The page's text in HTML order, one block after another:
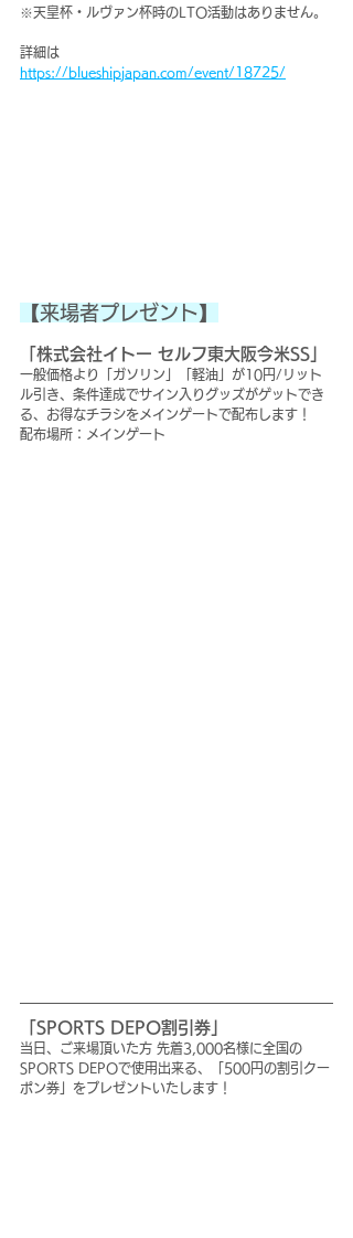
※天皇杯・ルヴァン杯時のLTO活動はありません。
詳細は
https://blueshipjapan.com/event/18725/
【来場者プレゼント】
「株式会社イトー セルフ東大阪今米SS」
一般価格より「ガソリン」「軽油」が10円/リット
ル引き、条件達成でサイン入りグッズがゲットでき
る、お得なチラシをメインゲートで配布します！
配布場所：メインゲート
「SPORTS DEPO割引券」
当日、ご来場頂いた方 先着3,000名様に全国の
SPORTS DEPOで使用出来る、「500円の割引クー
ポン券」をプレゼントいたします！